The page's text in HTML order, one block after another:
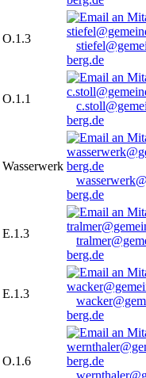
O.1.3
berg.de
O.1.1
berg.de
Wasserwerk
berg.de
E.1.3
berg.de
E.1.3
berg.de
O.1.6